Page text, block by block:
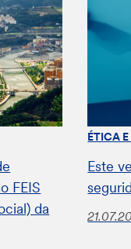
FEIS
da
ÉTICA
Este